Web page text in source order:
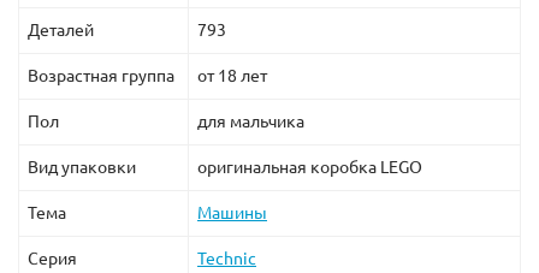
Деталей 793
Возрастная группа от 18 лет
Пол для мальчика
Вид упаковки оригинальная коробка LEGO
Тема Машины
Серия Technic